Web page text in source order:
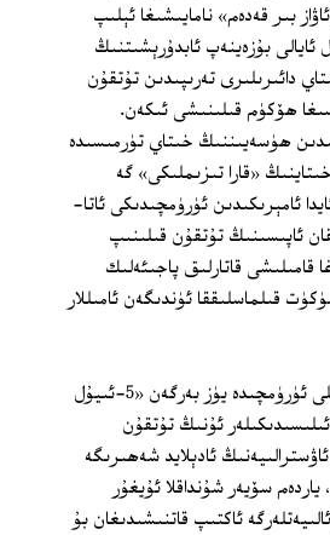
بىر قەدەم» نامايىشىغا ئېلىپ
بۇزەينەپ ئابدۇرېشىتنىڭ
دائىرىلىرى تەرىپىدىن تۇتقۇن
جازىسىغا ھۆكۈم قىلىنىشى ئىكەن.
ھۈسەيىننىڭ خىتاي تۈرمىسىدە
«قارا تىزىملىكى» گە
قېلىشى، بۇلتۇر 11-ئايدا ئامېرىكىدىن ئۈرۈمچىدىكى ئاتا-
ئاپىسىنىڭ تۇتقۇن قىلىنىپ
قامىلىشى قاتارلىق پاجىئەلىك
قىلماسلىققا ئۈندىگەن ئامىللار
ئۇنىڭ بىلدۈرۈشىچە، 2009-يىلى ئۈرۈمچىدە يۈز بەرگەن «5-ئىيۇل
ئۇنىڭ تۇتقۇن
ئادېلايد شەھىرىگە
سۆيەر شۇنداقلا ئۇيغۇر
ئاكتىپ قاتنىشىدىغان بۇ